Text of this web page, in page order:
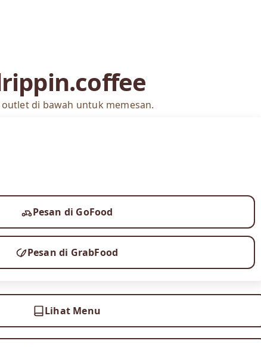
di bawah untuk memesan.
Pesan di GoFood
Pesan di GrabFood
Lihat Menu